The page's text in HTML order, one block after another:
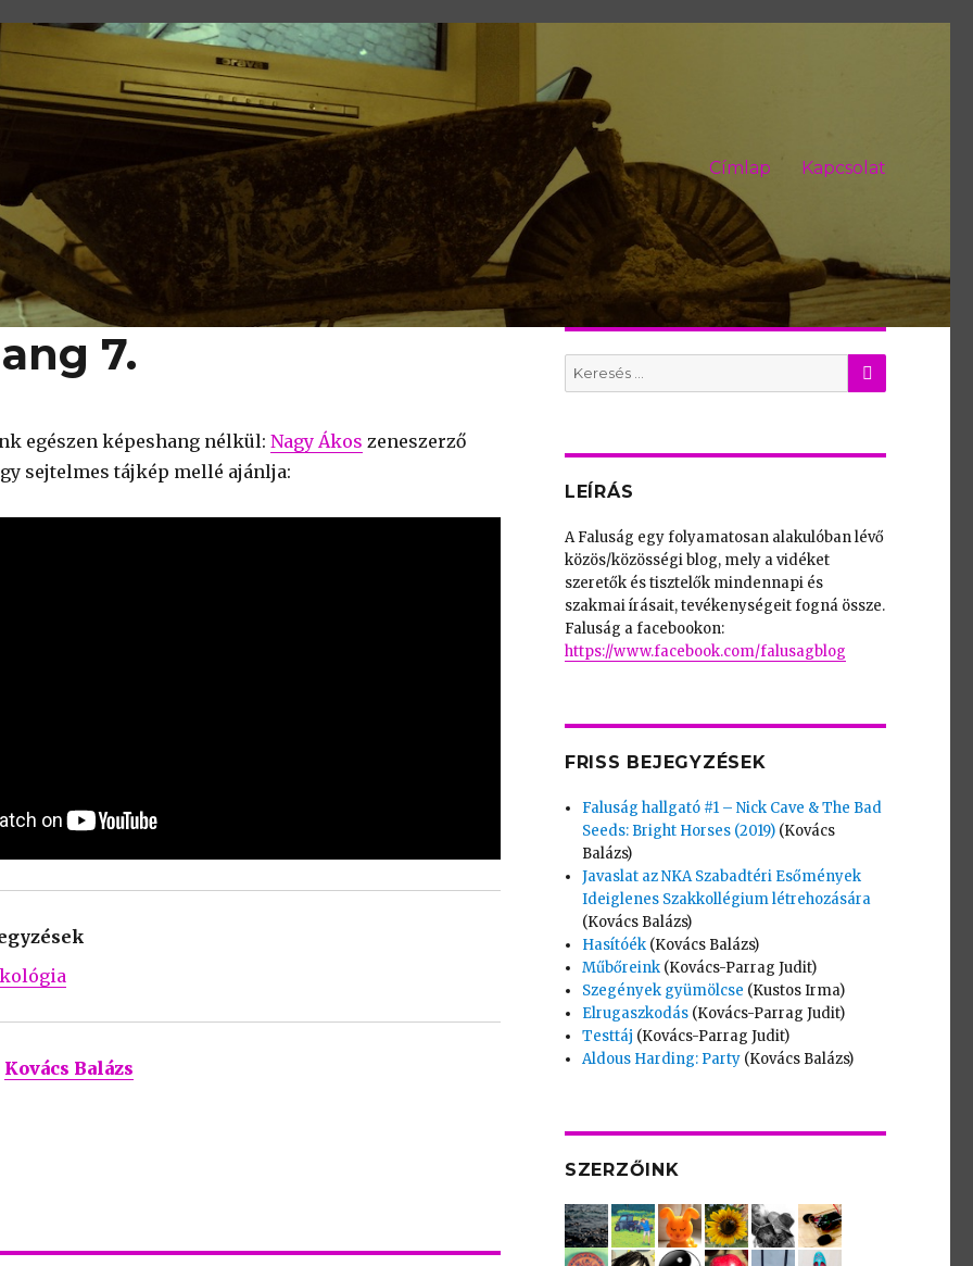
Címlap Kapcsolat
7.
egészen képeshang nélkül: Nagy Ákos zeneszerző
sejtelmes tájkép mellé ajánlja:
Kovács Balázs
Search
for:
KERES
LEÍRÁS
A Faluság egy folyamatosan alakulóban lévő
közös/közösségi blog, mely a vidéket
szeretők és tisztelők mindennapi és
szakmai írásait, tevékenységeit fogná össze.
Faluság a facebookon:
https://www.facebook.com/falusagblog
FRISS BEJEGYZÉSEK
Faluság hallgató #1 – Nick Cave & The Bad
Seeds: Bright Horses (2019) (Kovács
Balázs)
Javaslat az NKA Szabadtéri Esőmények
Ideiglenes Szakkollégium létrehozására
(Kovács Balázs)
Hasítóék (Kovács Balázs)
Műbőreink (Kovács-Parrag Judit)
Szegények gyümölcse (Kustos Irma)
Elrugaszkodás (Kovács-Parrag Judit)
Testtáj (Kovács-Parrag Judit)
Aldous Harding: Party (Kovács Balázs)
SZERZŐINK